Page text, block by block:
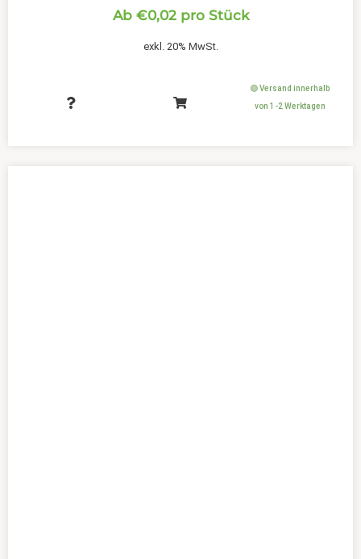
Ab €0,02pro Stück
exkl. 20% MwSt.
🟢 Versand innerhalb
von 1-2 Werktagen